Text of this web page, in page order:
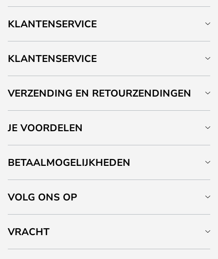
KLANTENSERVICE
KLANTENSERVICE
VERZENDING EN RETOURZENDINGEN
JE VOORDELEN
BETAALMOGELIJKHEDEN
VOLG ONS OP
VRACHT